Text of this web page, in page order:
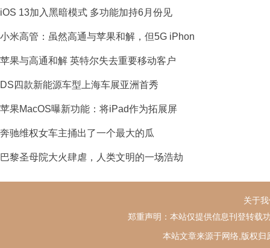
iOS 13加入黑暗模式 多功能加持6月份见
小米高管：虽然高通与苹果和解，但5G iPhon
苹果与高通和解 英特尔失去重要移动客户
DS四款新能源车型上海车展亚洲首秀
苹果MacOS曝新功能：将iPad作为拓展屏
奔驰维权女车主捅出了一个最大的瓜
巴黎圣母院大火肆虐，人类文明的一场浩劫
关于
郑重声明：本站仅提供信息刊登转载
本站文章来源于网络,版权